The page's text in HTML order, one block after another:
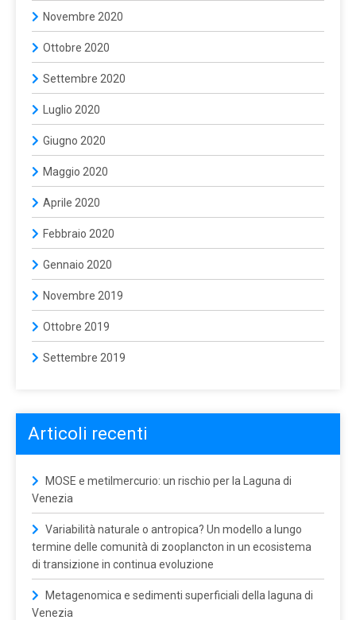
Novembre 2020
Ottobre 2020
Settembre 2020
Luglio 2020
Giugno 2020
Maggio 2020
Aprile 2020
Febbraio 2020
Gennaio 2020
Novembre 2019
Ottobre 2019
Settembre 2019
Articoli recenti
MOSE e metilmercurio: un rischio per la Laguna di
Venezia
Variabilità naturale o antropica? Un modello a lungo
termine delle comunità di zooplancton in un ecosistema
di transizione in continua evoluzione
Metagenomica e sedimenti superficiali della laguna di
Venezia